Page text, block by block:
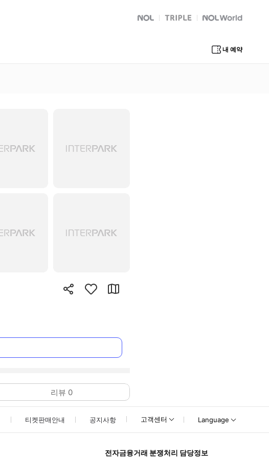
NOL
트리플 Global Interpark
내 예약
리뷰 0
티켓판매안내 공지사항 고객센터 Language
전자금융거래 분쟁처리 담당정보